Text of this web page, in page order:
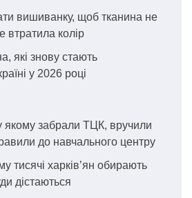
вишиванку, щоб тканина не
втратила колір
які знову стають
у 2026 році
якому забрали ТЦК, вручили
до навчального центру
тисячі харків’ян обирають
дістаються